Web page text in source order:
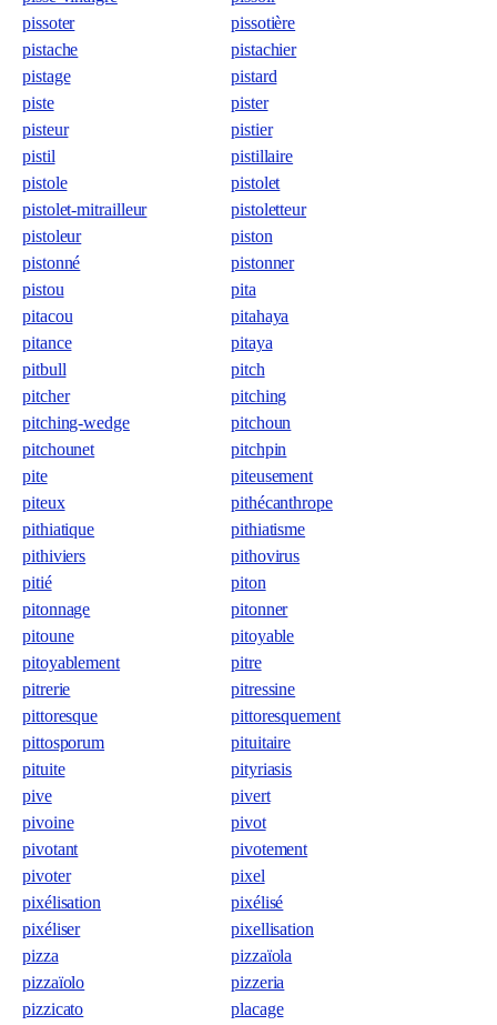
pissoter
pissotière
pistache
pistachier
pistage
pistard
piste
pister
pisteur
pistier
pistil
pistillaire
pistole
pistolet
pistolet-mitrailleur
pistoletteur
pistoleur
piston
pistonné
pistonner
pistou
pita
pitacou
pitahaya
pitance
pitaya
pitbull
pitch
pitcher
pitching
pitching-wedge
pitchoun
pitchounet
pitchpin
pite
piteusement
piteux
pithécanthrope
pithiatique
pithiatisme
pithiviers
pithovirus
pitié
piton
pitonnage
pitonner
pitoune
pitoyable
pitoyablement
pitre
pitrerie
pitressine
pittoresque
pittoresquement
pittosporum
pituitaire
pituite
pityriasis
pive
pivert
pivoine
pivot
pivotant
pivotement
pivoter
pixel
pixélisation
pixélisé
pixéliser
pixellisation
pizza
pizzaïola
pizzaïolo
pizzeria
pizzicato
placage